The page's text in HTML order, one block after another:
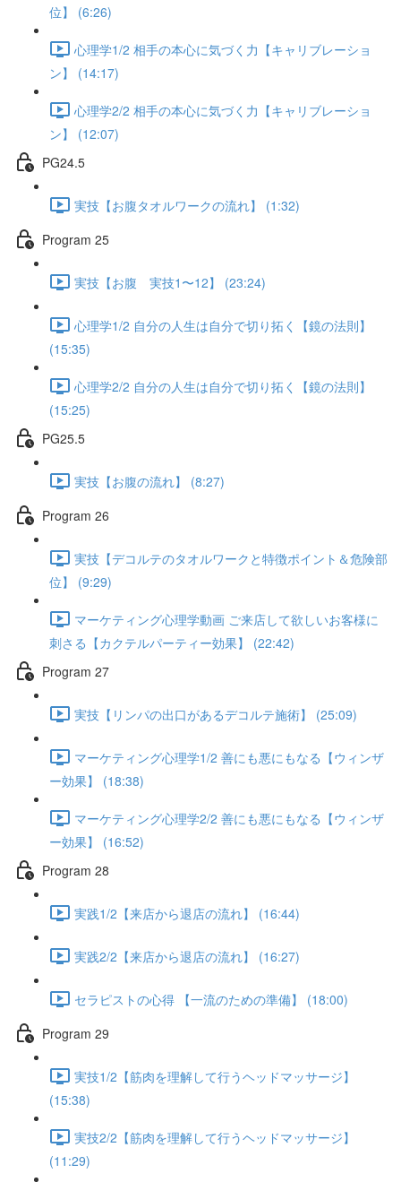
位】 (6:26)
心理学1/2 相手の本心に気づく力【キャリブレーショ
ン】 (14:17)
心理学2/2 相手の本心に気づく力【キャリブレーショ
ン】 (12:07)
PG24.5
実技【お腹タオルワークの流れ】 (1:32)
Program 25
実技【お腹 実技1〜12】 (23:24)
心理学1/2 自分の人生は自分で切り拓く【鏡の法則】
(15:35)
心理学2/2 自分の人生は自分で切り拓く【鏡の法則】
(15:25)
PG25.5
実技【お腹の流れ】 (8:27)
Program 26
実技【デコルテのタオルワークと特徴ポイント＆危険部
位】 (9:29)
マーケティング心理学動画 ご来店して欲しいお客様に
刺さる【カクテルパーティー効果】 (22:42)
Program 27
実技【リンパの出口があるデコルテ施術】 (25:09)
マーケティング心理学1/2 善にも悪にもなる【ウィンザ
ー効果】 (18:38)
マーケティング心理学2/2 善にも悪にもなる【ウィンザ
ー効果】 (16:52)
Program 28
実践1/2【来店から退店の流れ】 (16:44)
実践2/2【来店から退店の流れ】 (16:27)
セラピストの心得 【一流のための準備】 (18:00)
Program 29
実技1/2【筋肉を理解して行うヘッドマッサージ】
(15:38)
実技2/2【筋肉を理解して行うヘッドマッサージ】
(11:29)